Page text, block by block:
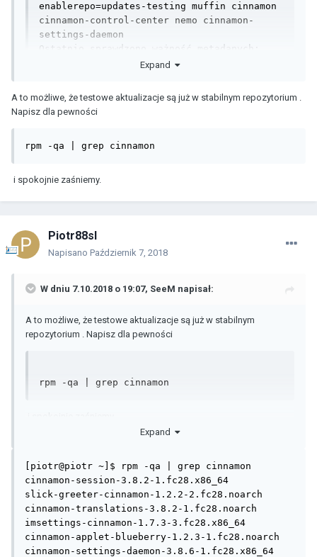
enablerepo=updates-testing muffin cinnamon
cinnamon-control-center nemo cinnamon-
settings-daemon
Ostatnio sprawdzono ważność metadanych:
0:12:26 temu w dniu nie, 7 paź 2018,
Rozwiązano zależności.
Nie ma nic do zrobienia.
Ukończono.
Expand
A to możliwe, że testowe aktualizacje są już w stabilnym repozytorium .
Napisz dla pewności
rpm -qa | grep cinnamon
i spokojnie zaśniemy.
Piotr88sl
Napisano Październik 7, 2018
W dniu 7.10.2018 o 19:07, SeeM napisał:
A to możliwe, że testowe aktualizacje są już w stabilnym
repozytorium . Napisz dla pewności
rpm -qa | grep cinnamon
Expand
[piotr@piotr ~]$ rpm -qa | grep cinnamon
cinnamon-session-3.8.2-1.fc28.x86_64
slick-greeter-cinnamon-1.2.2-2.fc28.noarch
cinnamon-translations-3.8.2-1.fc28.noarch
imsettings-cinnamon-1.7.3-3.fc28.x86_64
cinnamon-applet-blueberry-1.2.3-1.fc28.noarch
cinnamon-settings-daemon-3.8.6-1.fc28.x86_64